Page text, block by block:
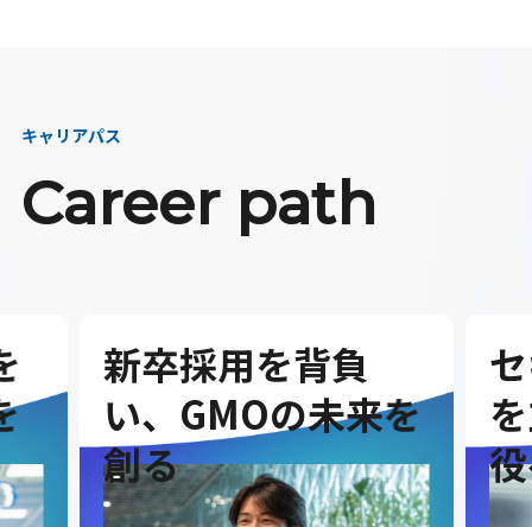
キャリアパス
Career path
セキュリティ事業
を立ち上げ、取締
役へ